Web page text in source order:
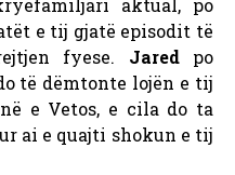
aktual, po
e tij gjatë episodit të
fyese. Jaredpo
të dëmtonte lojën e tij
e Vetos, e cila do ta
ai e quajti shokun e tij